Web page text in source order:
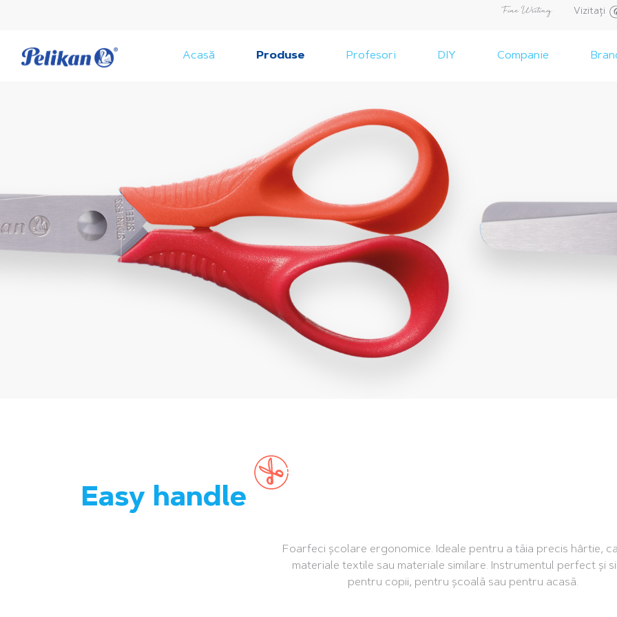
Vizitați
Acasă Produse Profesori DIY Companie
Easy handle
Foarfeci școlare ergonomice. Ideale pentru a tăia precis hârtie,
materiale textile sau materiale similare. Instrumentul perfect și
pentru copii, pentru școală sau pentru acasă.